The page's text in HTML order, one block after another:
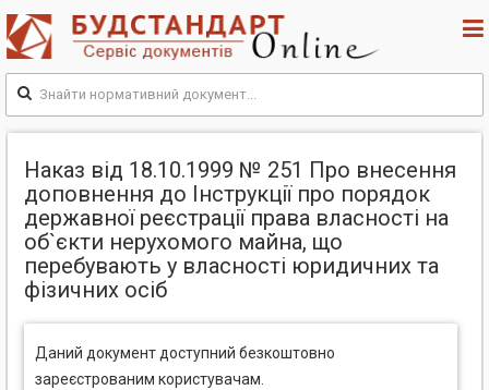
Наказ від 18.10.1999 № 251 Про внесення
доповнення до Інструкції про порядок
державної реєстрації права власності на
об`єкти нерухомого майна, що
перебувають у власності юридичних та
фізичних осіб
Даний документ доступний безкоштовно
зареєстрованим користувачам.